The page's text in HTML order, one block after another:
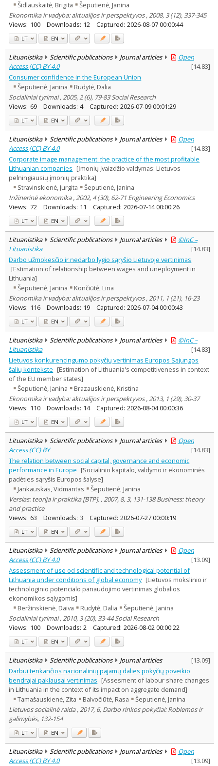
Šidlauskaitė, Brigita
Šeputienė, Janina
Ekonomika ir vadyba: aktualijos ir perspektyvos , 2008, 3 (12), 337-345
Views: 100 Downloads: 12 Captured: 2026-08-07 00:00:44
LT EN
Lituanistika Scientific publications Journal articles
Open
Access (CC) BY 4.0
[14.83]
Consumer confidence in the European Union
Šeputienė, Janina
Rudytė, Dalia
Socialiniai tyrimai , 2005, 2 (6), 79-83 Social Research
Views: 69 Downloads: 4 Captured: 2026-07-09 00:01:29
LT EN
Lituanistika Scientific publications Journal articles
Open
Access (CC) BY 4.0
[14.83]
Corporate image management: the practice of the most profitable
Lithuanian companies [Įmonių įvaizdžio valdymas: Lietuvos
pelningiausių įmonių praktika]
Stravinskienė, Jurgita
Šeputienė, Janina
Inžinerinė ekonomika , 2002, 4 (30), 62-71 Engineering Economics
Views: 72 Downloads: 11 Captured: 2026-07-14 00:00:26
LT EN
Lituanistika Scientific publications Journal articles
©InC –
Lituanistika
[14.83]
Darbo užmokesčio ir nedarbo lygio sąryšio Lietuvoje vertinimas
[Estimation of relationship between wages and uneployment in
Lithuania]
Šeputienė, Janina
Končiūtė, Lina
Ekonomika ir vadyba: aktualijos ir perspektyvos , 2011, 1 (21), 16-23
Views: 116 Downloads: 19 Captured: 2026-07-04 00:00:43
LT EN
Lituanistika Scientific publications Journal articles
©InC –
Lituanistika
[14.83]
Lietuvos konkurencingumo pokyčių vertinimas Europos Sąjungos
šalių kontekste [Estimation of Lithuania's competitiveness in context
of the EU member states]
Šeputienė, Janina
Brazauskienė, Kristina
Ekonomika ir vadyba: aktualijos ir perspektyvos , 2013, 1 (29), 30-37
Views: 110 Downloads: 14 Captured: 2026-08-04 00:00:36
LT EN
Lituanistika Scientific publications Journal articles
Open
Access (CC) BY
[14.83]
The relation between social capital, governance and economic
performance in Europe [Socialinio kapitalo, valdymo ir ekonominės
padėties sąryšis Europos šalyse]
Jankauskas, Vidmantas
Šeputienė, Janina
Verslas: teorija ir praktika [BTP]. , 2007, 8, 3, 131-138 Business: theory
and practice
Views: 63 Downloads: 3 Captured: 2026-07-27 00:00:19
LT EN
Lituanistika Scientific publications Journal articles
Open
Access (CC) BY 4.0
[13.09]
Assessment of use od scientific and technological potential of
Lithuania under conditions of global economy [Lietuvos mokslinio ir
technologinio potencialo panaudojimo vertinimas globalios
ekonomikos sąlygomis]
Beržinskienė, Daiva
Rudytė, Dalia
Šeputienė, Janina
Socialiniai tyrimai , 2010, 3 (20), 33-44 Social Research
Views: 100 Downloads: 2 Captured: 2026-08-02 00:00:22
LT EN
Lituanistika Scientific publications Journal articles [13.09]
Darbui tenkančios nacionalinių pajamų dalies pokyčių poveikio
bendrajai paklausai vertinimas [Assesment of labour share changes
in Lithuania in the context of its impact on aggregate demand]
Tamašauskienė, Zita
Balvočiūtė, Rasa
Šeputienė, Janina
Lietuvos socialinė raida , 2017, 6, Darbo rinkos pokyčiai: Roblemos ir
galimybės, 132-154
LT EN
Lituanistika Scientific publications Journal articles
Open
Access (CC) BY 4.0
[13.09]